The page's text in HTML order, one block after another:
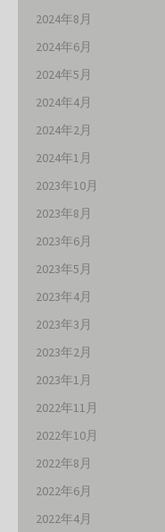
2024年8月
2024年6月
2024年5月
2024年4月
2024年2月
2024年1月
2023年10月
2023年8月
2023年6月
2023年5月
2023年4月
2023年3月
2023年2月
2023年1月
2022年11月
2022年10月
2022年8月
2022年6月
2022年4月